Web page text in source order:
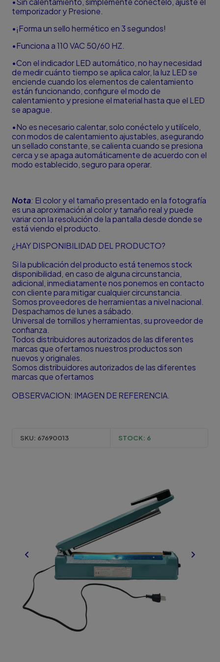
temporizador y Presione.
•¡Forma un sello hermético en 3 segundos!
•Funciona a 110 VAC 50/60 HZ.
•Con el indicador LED automático, no hay necesidad
de medir cuánto tiempo se aplica calor, la luz LED se
enciende cuando los elementos de calentamiento
están funcionando, configure el modo de
calentamiento y presione el material hasta que el LED
se apague.
•No es necesario calentar, solo conéctelo y utilícelo,
con modos de calentamiento ajustables, asegurando
un sellado constante, se calienta cuando se presiona
cerca y se apaga automáticamente de acuerdo con el
modo establecido, seguro para operar.
Nota: El color y el tamaño presentado en la fotografía
es una aproximación al color y tamaño real y puede
variar con la resolución de la pantalla desde donde se
está viendo el producto.
¿HAY DISPONIBILIDAD DEL PRODUCTO?
Si la publicación del producto está tenemos stock
disponibilidad, en caso de alguna circunstancia,
adicional, inmediatamente nos ponemos en contacto
con cliente para mitigar cualquier circunstancia.
Somos proveedores de herramientas a nivel nacional.
Despachamos de lunes a sábado.
Universal de tornillos y herramientas, su proveedor de
confianza.
Todos distribuidores autorizados de las diferentes
marcas que ofertamos nuestros productos son
nuevos y originales.
Somos distribuidores autorizados de las diferentes
marcas que ofertamos
OBSERVACION: IMAGEN DE REFERENCIA.
SKU: 67690013 STOCK: 6